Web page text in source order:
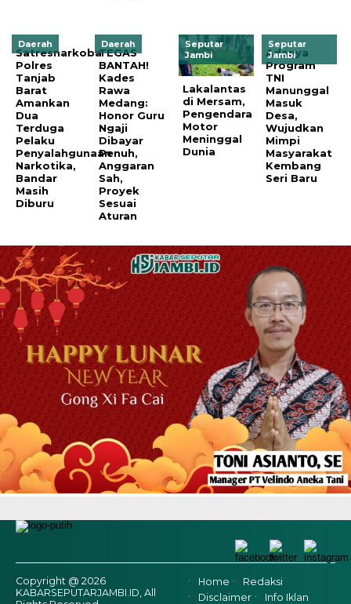
Daerah
Satresnarkoba
Polres
Tanjab
Barat
Amankan
Dua
Terduga
Pelaku
Penyalahgunaan
Narkotika,
Bandar
Masih
Diburu
Daerah
TEGAS
BANTAH!
Kades
Rawa
Medang:
Honor Guru
Ngaji
Dibayar
Penuh,
Anggaran
Sah,
Proyek
Sesuai
Aturan
Seputar
Jambi
Lakalantas
di Mersam,
Pengendara
Motor
Meninggal
Dunia
Seputar
Jambi
Adanya
Program
TNI
Manunggal
Masuk
Desa,
Wujudkan
Mimpi
Masyarakat
Kembang
Seri Baru
Copyright @ 2026
KABARSEPUTARJAMBI.ID, All
Home
Redaksi
Disclaimer
Info Iklan